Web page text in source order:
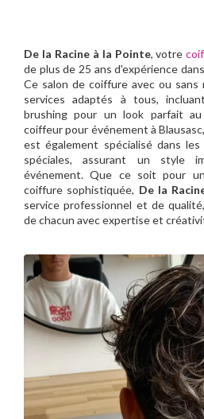
De la Racine à la Pointe, votre
de plus de 25 ans d'expérience
Ce salon de coiffure avec ou sans
services adaptés à tous,
brushing pour un look parfait
coiffeur pour événement à Blausasc,
est également spécialisé dans
spéciales, assurant un style
événement. Que ce soit pour
coiffure sophistiquée, De la
service professionnel et de
de chacun avec expertise et